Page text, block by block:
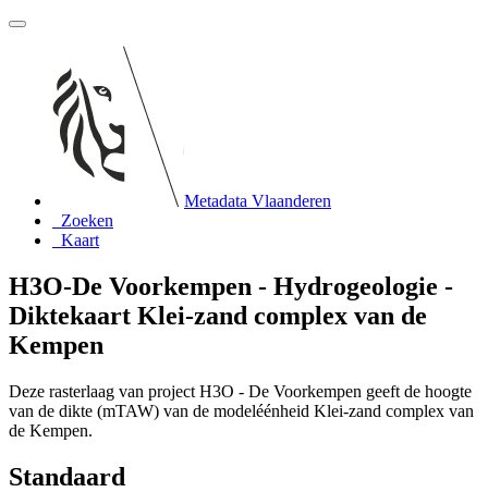
Metadata Vlaanderen
Zoeken
Kaart
H3O-De Voorkempen - Hydrogeologie -
Diktekaart Klei-zand complex van de
Kempen
Deze rasterlaag van project H3O - De Voorkempen geeft de hoogte
van de dikte (mTAW) van de modeléénheid Klei-zand complex van
de Kempen.
Standaard